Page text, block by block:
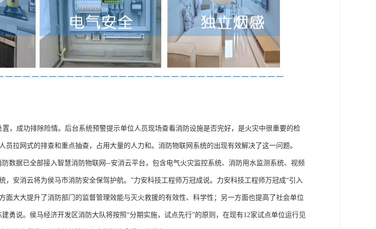
，成功排除险情。后台系统预警提示单位人员现场查看消防设施是否完好，是火灾中很重要的检
员拉网式的排查和重点抽查，占用大量的人力和。消防物联网系统的出现有效解决了这一问题。
数据已全部接入智慧消防物联网--安消云平台，包含电气火灾监控系统、消防用水监测系统、视频
，安消云将为侯马市消防安全保驾护航。”力安科技工程师万冠成说。力安科技工程师万冠成“引入
面大大提升了消防部门的监督管理效能与灭火救援的有效性、科学性；另一方面也提高了社会单位
勇说。侯马经济开发区消防大队将按照“分期实施，试点先行”的原则，在现有12家试点单位运行见